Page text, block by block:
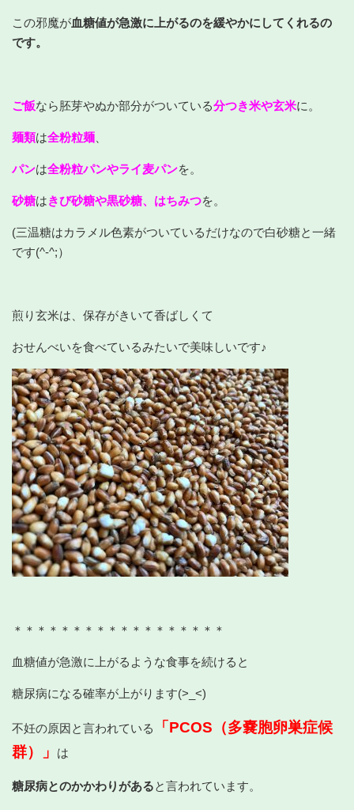
この邪魔が血糖値が急激に上がるのを緩やかにしてくれるの
です。
ご飯なら胚芽やぬか部分がついている分つき米や玄米に。
麺類は全粉粒麺
パンは全粉粒パンやライ麦パンを。
砂糖はきび砂糖や黒砂糖、はちみつを。
(三温糖はカラメル色素がついているだけなので白砂糖と一緒
です(^-^;）
煎り玄米は、保存がきいて香ばしくて
おせんべいを食べているみたいで美味しいです♪
＊＊＊＊＊＊＊＊＊＊＊＊＊＊＊＊＊＊
血糖値が急激に上がるような食事を続けると
糖尿病になる確率が上がります(>_<)
不妊の原因と言われている
「PCOS（多嚢胞卵巣症候
群）」
は
糖尿病とのかかわりがあると言われています。